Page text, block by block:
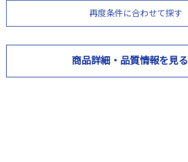
再度条件に合わせて探す
商品詳細・品質情報を見る